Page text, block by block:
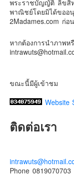
#รักใครให้พาไปดิส
#discoverhongkong
Photo
View on Facebook
พระราชบัญญัติ ลิขสิ
พาณิชย์โดยมิได้ขออ
2Madames.com ก่อน
หากต้องการนำภาพ
ขณะนี้มีผู้เข้าชม
Website
ติดต่อเรา
Phone 0819070703